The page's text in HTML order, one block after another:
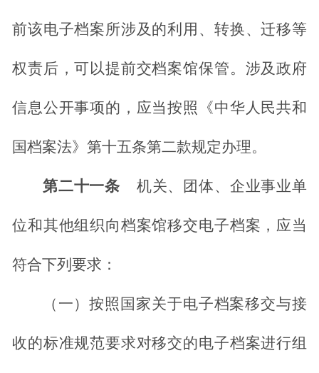
前该电子档案所涉及的利用、转换、迁移等
权责后，可以提前交档案馆保管。涉及政府
信息公开事项的，应当按照《中华人民共和
国档案法》第十五条第二款规定办理。
第二十一条 机关、团体、企业事业单
位和其他组织向档案馆移交电子档案，应当
符合下列要求：
（一）按照国家关于电子档案移交与接
收的标准规范要求对移交的电子档案进行组